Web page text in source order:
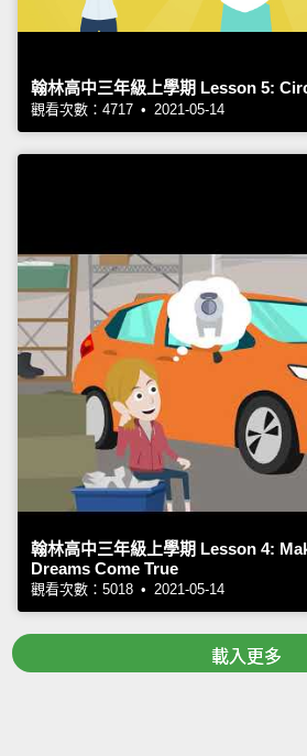
翰林高中三年級上學期 Lesson 5:
觀看次數：4717 • 2021-05-14
翰林高中三年級上學期 Lesson 4:
Dreams Come True
觀看次數：5018 • 2021-05-14
載入更多